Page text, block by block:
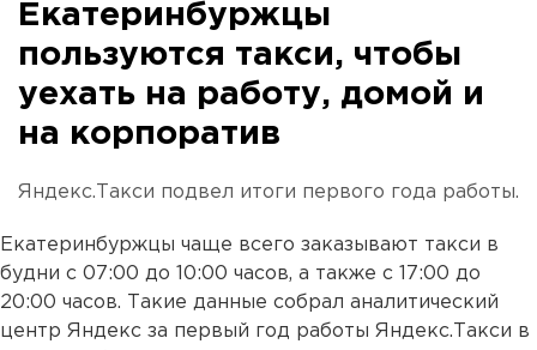
Екатеринбуржцы
пользуются такси, чтобы
уехать на работу, домой и
на корпоратив
Яндекс.Такси подвел итоги первого года работы.
Екатеринбуржцы чаще всего заказывают такси в
будни с 07:00 до 10:00 часов, а также с 17:00 до
20:00 часов. Такие данные собрал аналитический
центр Яндекс за первый год работы Яндекс.Такси в